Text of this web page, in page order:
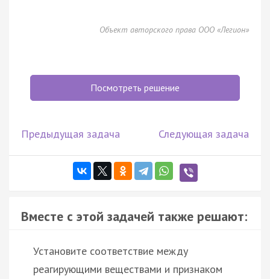
Объект авторского права ООО «Легион»
Посмотреть решение
Предыдущая задача Следующая задача
Вместе с этой задачей также решают:
Установите соответствие между
реагирующими веществами и признаком